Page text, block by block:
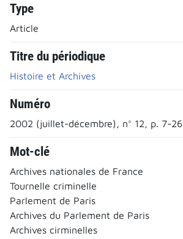
Type
Article
Titre du périodique
Histoire et Archives
Numéro
2002 (juillet-décembre), n° 12, p. 7-26
Mot-clé
Archives nationales de France
Tournelle criminelle
Parlement de Paris
Archives du Parlement de Paris
Archives cirminelles